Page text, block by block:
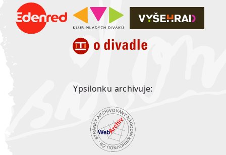
Ypsilonku archivuje: